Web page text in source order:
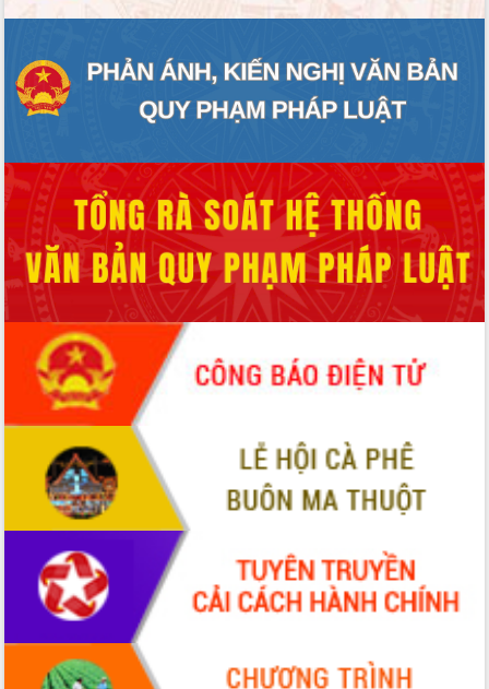
Hội thảo góp ý hồ sơ điều chỉnh quy
Nâng cao hiệu quả hoạt động của các
doanh nghiệp nhà nước
Hội nghị triển khai kết nối mạng
quan Đảng, Nhà nước
Lễ phát động chuỗi hoạt động chung
tay làm sạch môi trường
Xã Ea Kar bước chuyển mình trong
công tác cải cách hành chính mô hình
mới
UBND tỉnh họp báo định kỳ tháng 4
năm 2026
Hội thảo khoa học “Giải pháp thúc đẩy
phát triển nền kinh tế xanh tại tỉnh
Đắk Lắk”
Tăng cường giám sát, đôn đốc thực
hiện nhiệm vụ quản lý tài sản công
hàng tuần
Tháo gỡ những vướng mắc, đẩy mạnh
công tác cải cách thủ tục hành chính
tại Trung tâm Phục vụ hành chính
công tỉnh
Đắk Lắk: Tôn vinh 46 giải pháp tại Hội
thi Sáng tạo Kỹ thuật 2024 - 2025
Đắk Lắk rà soát, điều chỉnh Đề án 190
về phát triển nuôi trồng thủy sản